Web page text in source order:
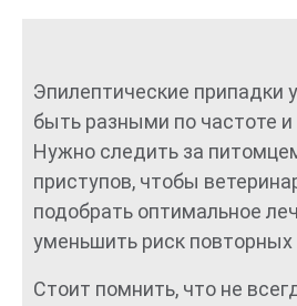
Эпилептические припадки
быть разными по частоте и
Нужно следить за
приступов, чтобы
подобрать оптимальное
уменьшить риск повторных
Стоит помнить, что не